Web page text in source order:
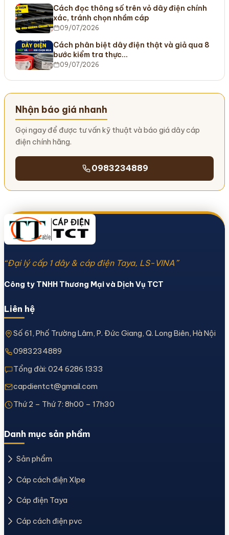
Cách đọc thông số trên vỏ dây điện chính
xác, tránh chọn nhầm cáp
09/07/2026
Cách phân biệt dây điện thật và giả qua 8
bước kiểm tra thực…
09/07/2026
Nhận báo giá nhanh
Gọi ngay để được tư vấn kỹ thuật và báo giá dây cáp
điện chính hãng.
0983234889
“Đại lý cấp 1 dây & cáp điện Taya, LS-VINA”
Công ty TNHH Thương Mại và Dịch Vụ TCT
Liên hệ
Số 61, Phố Trường Lâm, P. Đức Giang, Q. Long Biên, Hà Nội
0983234889
Tổng đài: 024 6286 1333
capdientct@gmail.com
Thứ 2 – Thứ 7: 8h00 – 17h30
Danh mục sản phẩm
Sản phẩm
Cáp cách điện Xlpe
Cáp điện Taya
Cáp cách điện pvc